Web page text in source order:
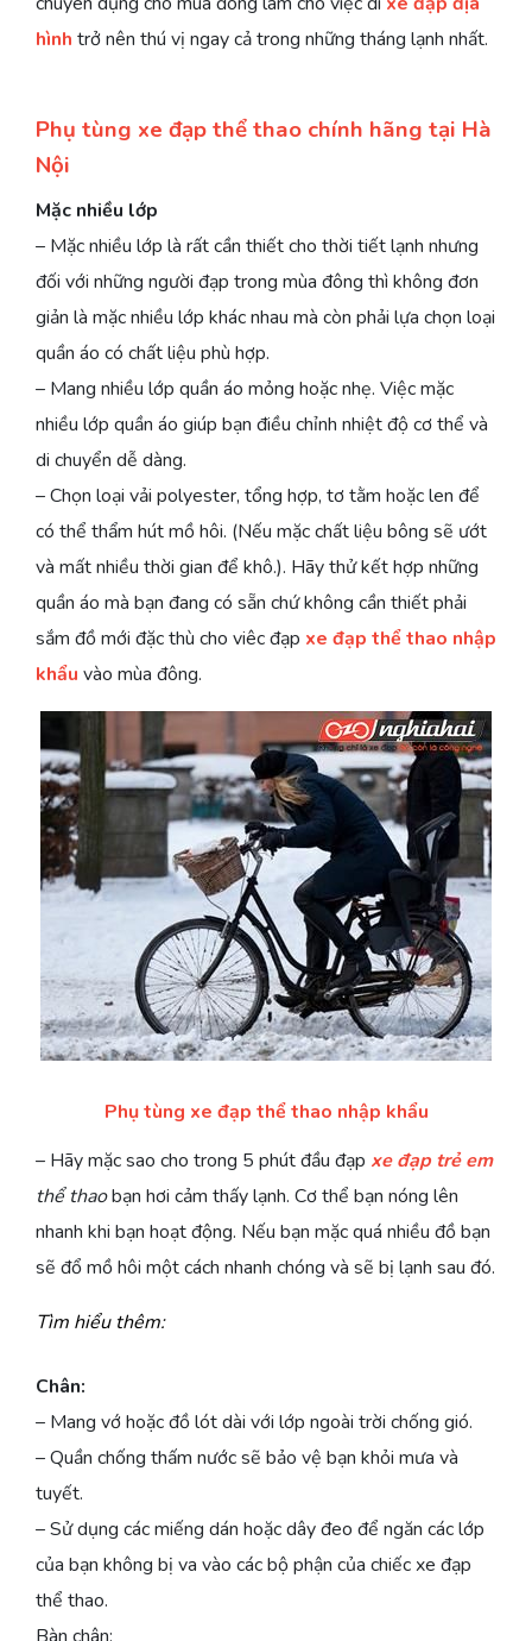
hình trở nên thú vị ngay cả trong những tháng lạnh nhất.
Phụ tùng xe đạp thể thao chính hãng tại Hà
Nội
Mặc nhiều lớp
– Mặc nhiều lớp là rất cần thiết cho thời tiết lạnh nhưng
đối với những người đạp trong mùa đông thì không đơn
giản là mặc nhiều lớp khác nhau mà còn phải lựa chọn loại
quần áo có chất liệu phù hợp.
– Mang nhiều lớp quần áo mỏng hoặc nhẹ. Việc mặc
nhiều lớp quần áo giúp bạn điều chỉnh nhiệt độ cơ thể và
di chuyển dễ dàng.
– Chọn loại vải polyester, tổng hợp, tơ tằm hoặc len để
có thể thẩm hút mồ hôi. (Nếu mặc chất liệu bông sẽ ướt
và mất nhiều thời gian để khô.). Hãy thử kết hợp những
quần áo mà bạn đang có sẵn chứ không cần thiết phải
sắm đồ mới đặc thù cho viêc đạp xe đạp thể thao nhập
khẩu vào mùa đông.
Phụ tùng xe đạp thể thao nhập khẩu
– Hãy mặc sao cho trong 5 phút đầu đạp xe đạp trẻ em
thể thaobạn hơi cảm thấy lạnh. Cơ thể bạn nóng lên
nhanh khi bạn hoạt động. Nếu bạn mặc quá nhiều đồ bạn
sẽ đổ mồ hôi một cách nhanh chóng và sẽ bị lạnh sau đó.
Tìm hiểu thêm:
XE
ĐẠP
XE
ĐẠP
XE
ĐẠP
THÔNG
CỦA
XE
Chân:
– Mang vớ hoặc đồ lót dài với lớp ngoài trời chống gió.
– Quần chống thấm nước sẽ bảo vệ bạn khỏi mưa và
tuyết.
– Sử dụng các miếng dán hoặc dây đeo để ngăn các lớp
của bạn không bị va vào các bộ phận của chiếc xe đạp
thể thao.